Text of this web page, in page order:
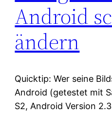
Android
ändern
Quicktip: Wer seine
Android (getestet mit
S2, Android Version